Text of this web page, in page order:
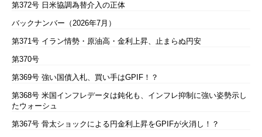
第372号 日米協調為替介入の正体
バックナンバー（2026年7月）
第371号 イラン情勢・原油高・金利上昇、止まらぬ円安
第370号
第369号 強い国債入札、買い手はGPIF！？
第368号 米国インフレデータは鈍化も、インフレ抑制に強い姿勢示し
たウォーシュ
第367号 骨太ショックによる円金利上昇をGPIFが火消し！？